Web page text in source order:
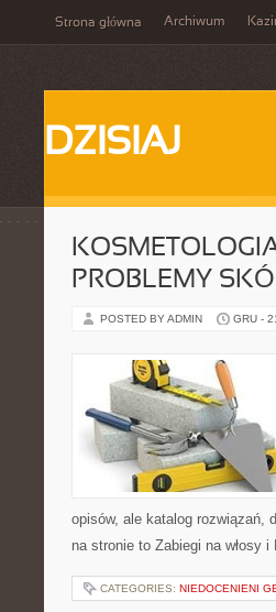
Strona główna Archiwum
DZISIAJ
PROBLEMY
POSTED BY ADMIN GRU -
opisów, ale katalog rozwiązań,
na stronie to Zabiegi na włosy
CATEGORIES: NIEDOCENIENI